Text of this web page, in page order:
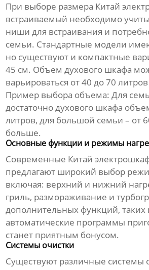
При выборе размера Китай
встраиваемый необходимо
ниши для встраивания и
семьи. Стандартные модели
но существуют и компактные
45 см. Объем духового шкафа
варьироваться от 40 до 70
Пример выбора объема: Для
достаточно духового шкафа
литров, для большой семьи – от
больше.
Основные функции и режимы
Современные Китай
предлагают широкий выбор
включая: верхний и нижний
гриль, размораживание и
дополнительных функций, таких
автоматические программы
станет приятным бонусом.
Системы очистки
Существуют различные системы